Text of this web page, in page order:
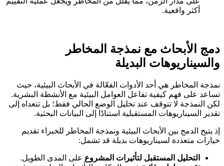
أكثر واقعية.
دمج الأبحاث مع نمذجة المخاطر
والسيناريوهات البديلة
نمذجة المخاطر هي أحد الأدوات الفعّالة في الأبحاث البيئية، حيث
تساعد على فهم كيفية تفاعل العوامل البيئية مع الأنشطة البشرية.
لكن النمذجة لا تتوقف عند تحليل الوضع الحالي فقط؛ بل تتعداه إلى
تقدير السيناريوهات المستقبلية استنادًا إلى البيانات البحثية.
إذ يتيح الدمج بين الأبحاث البيئية ونمذجة المخاطر للخبراء تقديم
خيارات متعددة لسيناريوهات بديلة قد تشمل:
التحليل المستقبل لتأثيرات المشروع على المدى الطويل.